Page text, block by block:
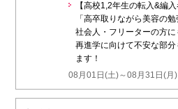
【高校1,2年生の転入&編入
「高卒取りながら美容の
社会人・フリーターの方
再進学に向けて不安な部
ます！
08月01日(土)～08月31日(月)